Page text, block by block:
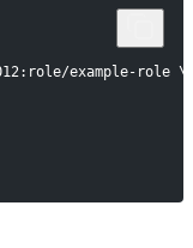
example-role \